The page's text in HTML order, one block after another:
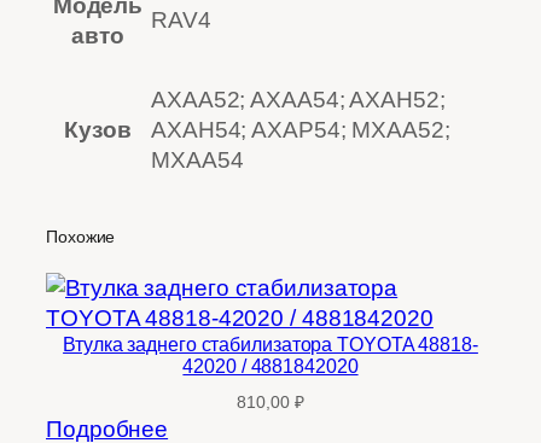
авто
RAV4
Кузов
AXAA52; AXAA54; AXAH52;
AXAH54; AXAP54; MXAA52;
MXAA54
Похожие
Втулка заднего стабилизатора TOYOTA 48818-
42020 / 4881842020
810,00 ₽
Подробнее